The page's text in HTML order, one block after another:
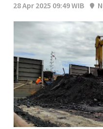
28 Apr 2025 09:49 WIB